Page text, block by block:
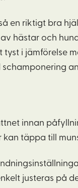
en riktigt bra
hästar och
tyst i jämförelse
schamponering
innan
kan täppa till
justeras på